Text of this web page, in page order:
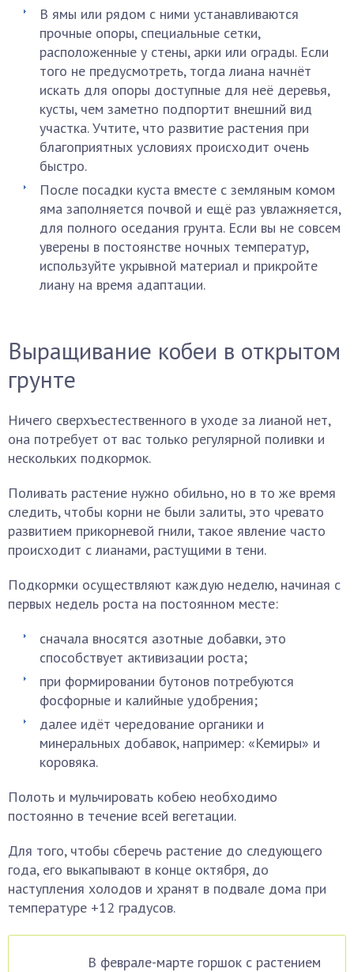
В ямы или рядом с ними устанавливаются
прочные опоры, специальные сетки,
расположенные у стены, арки или ограды. Если
того не предусмотреть, тогда лиана начнёт
искать для опоры доступные для неё деревья,
кусты, чем заметно подпортит внешний вид
участка. Учтите, что развитие растения при
благоприятных условиях происходит очень
быстро.
После посадки куста вместе с земляным комом
яма заполняется почвой и ещё раз увлажняется,
для полного оседания грунта. Если вы не совсем
уверены в постоянстве ночных температур,
используйте укрывной материал и прикройте
лиану на время адаптации.
Выращивание кобеи в открытом
грунте
Ничего сверхъестественного в уходе за лианой нет,
она потребует от вас только регулярной поливки и
нескольких подкормок.
Поливать растение нужно обильно, но в то же время
следить, чтобы корни не были залиты, это чревато
развитием прикорневой гнили, такое явление часто
происходит с лианами, растущими в тени.
Подкормки осуществляют каждую неделю, начиная с
первых недель роста на постоянном месте:
сначала вносятся азотные добавки, это
способствует активизации роста;
при формировании бутонов потребуются
фосфорные и калийные удобрения;
далее идёт чередование органики и
минеральных добавок, например: «Кемиры» и
коровяка.
Полоть и мульчировать кобею необходимо
постоянно в течение всей вегетации.
Для того, чтобы сберечь растение до следующего
года, его выкапывают в конце октября, до
наступления холодов и хранят в подвале дома при
температуре +12 градусов.
В феврале-марте горшок с растением